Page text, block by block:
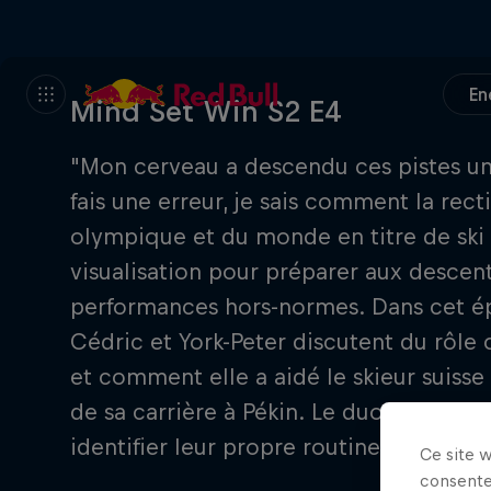
Mind Set Win S2 E4
"Mon cerveau a descendu ces pistes
fais une erreur, je sais comment la
olympique et du monde en titre de
visualisation pour préparer aux
performances hors-normes. Dans cet
Cédric et York-Peter discutent du
et comment elle a aidé le skieur
de sa carrière à Pékin. Le duo
identifier leur propre routine dansCe site